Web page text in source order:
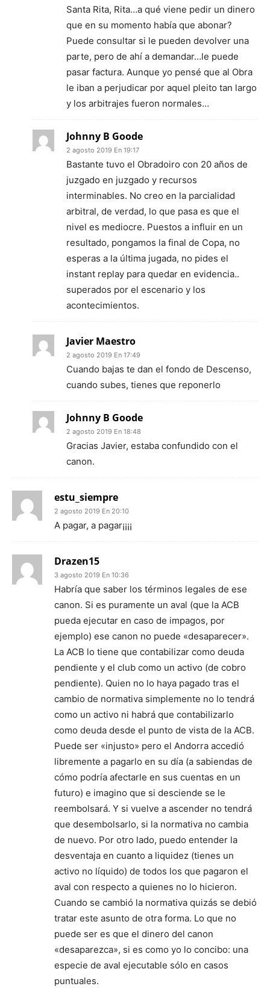
Santa Rita, Rita…a qué viene pedir un dinero
que en su momento había que abonar?
Puede consultar si le pueden devolver una
parte, pero de ahí a demandar…le puede
pasar factura. Aunque yo pensé que al Obra
le iban a perjudicar por aquel pleito tan largo
y los arbitrajes fueron normales…
Johnny B Goode
2 agosto 2019 En 19:17
Bastante tuvo el Obradoiro con 20 años de
juzgado en juzgado y recursos
interminables. No creo en la parcialidad
arbitral, de verdad, lo que pasa es que el
nivel es mediocre. Puestos a influir en un
resultado, pongamos la final de Copa, no
esperas a la última jugada, no pides el
instant replay para quedar en evidencia..
superados por el escenario y los
acontecimientos.
Javier Maestro
2 agosto 2019 En 17:49
Cuando bajas te dan el fondo de Descenso,
cuando subes, tienes que reponerlo
Johnny B Goode
2 agosto 2019 En 18:48
Gracias Javier, estaba confundido con el
canon.
estu_siempre
2 agosto 2019 En 20:10
A pagar, a pagar¡¡¡¡
Drazen15
3 agosto 2019 En 10:36
Habría que saber los términos legales de ese
canon. Si es puramente un aval (que la ACB
pueda ejecutar en caso de impagos, por
ejemplo) ese canon no puede «desaparecer».
La ACB lo tiene que contabilizar como deuda
pendiente y el club como un activo (de cobro
pendiente). Quien no lo haya pagado tras el
cambio de normativa simplemente no lo tendrá
como un activo ni habrá que contabilizarlo
como deuda desde el punto de vista de la ACB.
Puede ser «injusto» pero el Andorra accedió
libremente a pagarlo en su día (a sabiendas de
cómo podría afectarle en sus cuentas en un
futuro) e imagino que si desciende se le
reembolsará. Y si vuelve a ascender no tendrá
que desembolsarlo, si la normativa no cambia
de nuevo. Por otro lado, puedo entender la
desventaja en cuanto a liquidez (tienes un
activo no líquido) de todos los que pagaron el
aval con respecto a quienes no lo hicieron.
Cuando se cambió la normativa quizás se debió
tratar este asunto de otra forma. Lo que no
puede ser es que el dinero del canon
«desaparezca», si es como yo lo concibo: una
especie de aval ejecutable sólo en casos
puntuales.